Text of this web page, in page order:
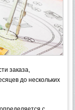
заказа,
до нескольких